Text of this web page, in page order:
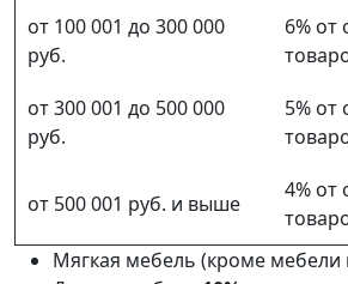
от 100 001 до 300 000
руб.
6% от
от 300 001 до 500 000
руб.
5% от
от 500 001 руб. и выше
4% от
Мягкая мебель (кроме мебели